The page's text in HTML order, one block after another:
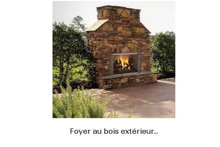
Foyer au bois extérieur...